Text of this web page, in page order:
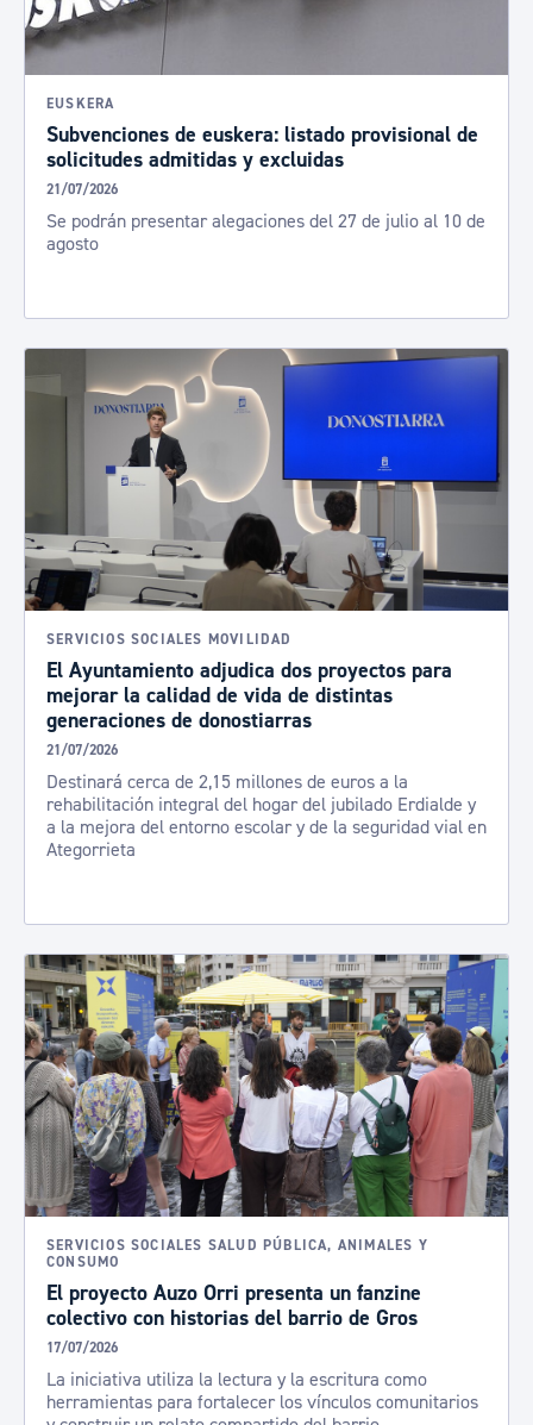
EUSKERA
Subvenciones de euskera: listado provisional de
solicitudes admitidas y excluidas
21/07/2026
Se podrán presentar alegaciones del 27 de julio al 10 de
agosto
SERVICIOS SOCIALES MOVILIDAD
El Ayuntamiento adjudica dos proyectos para
mejorar la calidad de vida de distintas
generaciones de donostiarras
21/07/2026
Destinará cerca de 2,15 millones de euros a la
rehabilitación integral del hogar del jubilado Erdialde y
a la mejora del entorno escolar y de la seguridad vial en
Ategorrieta
SERVICIOS SOCIALES SALUD PÚBLICA, ANIMALES Y
CONSUMO
El proyecto Auzo Orri presenta un fanzine
colectivo con historias del barrio de Gros
17/07/2026
La iniciativa utiliza la lectura y la escritura como
herramientas para fortalecer los vínculos comunitarios